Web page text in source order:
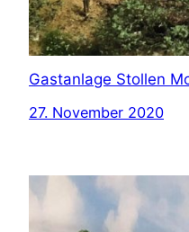
Gastanlage Stollen
27. November 2020